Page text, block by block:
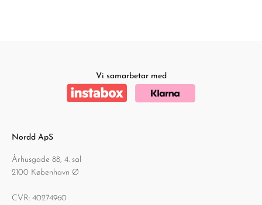
Vi samarbetar med
Nordd ApS
Århusgade 88, 4. sal
2100 København Ø
CVR: 40274960